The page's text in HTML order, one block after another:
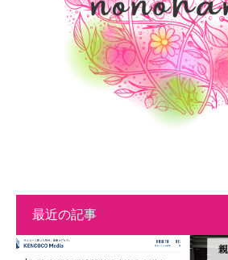
最近の記事